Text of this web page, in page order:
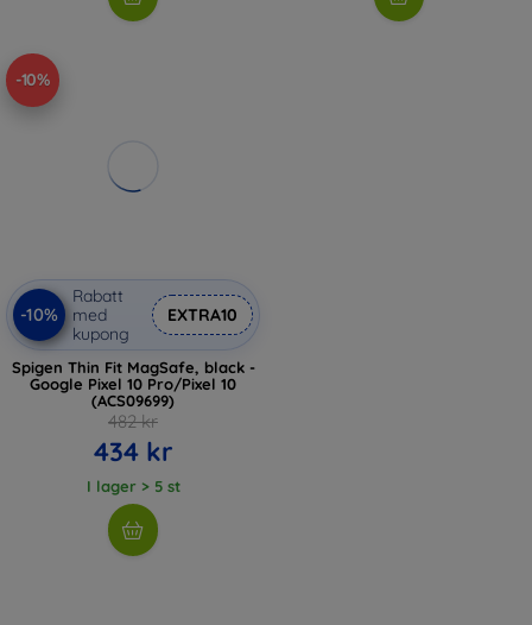
-10%
-10%
Rabatt
med
kupong
EXTRA10
Spigen Thin Fit MagSafe, black -
Google Pixel 10 Pro/Pixel 10
(ACS09699)
482 kr
434 kr
I lager > 5 st